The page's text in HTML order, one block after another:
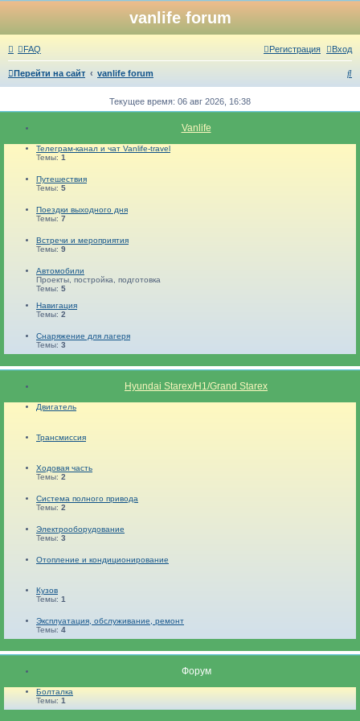
vanlife forum
FAQ Вход
Регистрация
Перейти на сайт vanlife forum
П
и
Текущее время: 06 авг 2026, 16:38
Vanlife
Телеграм-канал и чат Vanlife-travel
Темы: 1
Путешествия
Темы: 5
Поездки выходного дня
Темы: 7
Встречи и мероприятия
Темы: 9
Автомобили
Проекты, постройка, подготовка
Темы: 5
Навигация
Темы: 2
Снаряжение для лагеря
Темы: 3
Hyundai Starex/H1/Grand Starex
Двигатель
Трансмиссия
Ходовая часть
Темы: 2
Система полного привода
Темы: 2
Электрооборудование
Темы: 3
Отопление и кондиционирование
Кузов
Темы: 1
Эксплуатация, обслуживание, ремонт
Темы: 4
Форум
Болталка
Темы: 1